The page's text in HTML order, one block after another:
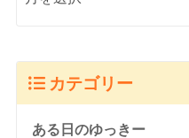
カテゴリー
ある日のゆっきー